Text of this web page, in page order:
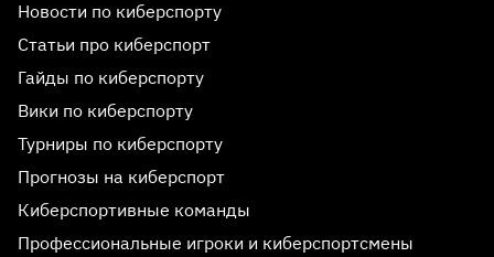
Новости по киберспорту
Статьи про киберспорт
Гайды по киберспорту
Вики по киберспорту
Турниры по киберспорту
Прогнозы на киберспорт
Киберспортивные команды
Профессиональные игроки и киберспортсмены